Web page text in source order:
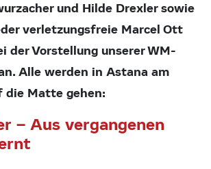
und Hilde Drexler sowie
verletzungsfreie Marcel Ott
der Vorstellung unserer WM-
Alle werden in Astana am
die Matte gehen:
– Aus vergangenen